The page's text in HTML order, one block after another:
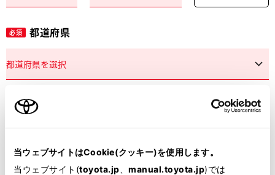
当ウェブサイトはCookie(クッキー)を使用します。
当ウェブサイト(toyota.jp manual.toyota.jp)では
必須 都道府県
市区町村名